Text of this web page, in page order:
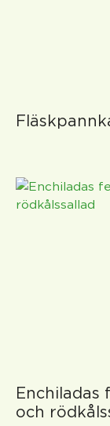
Enchiladas
och